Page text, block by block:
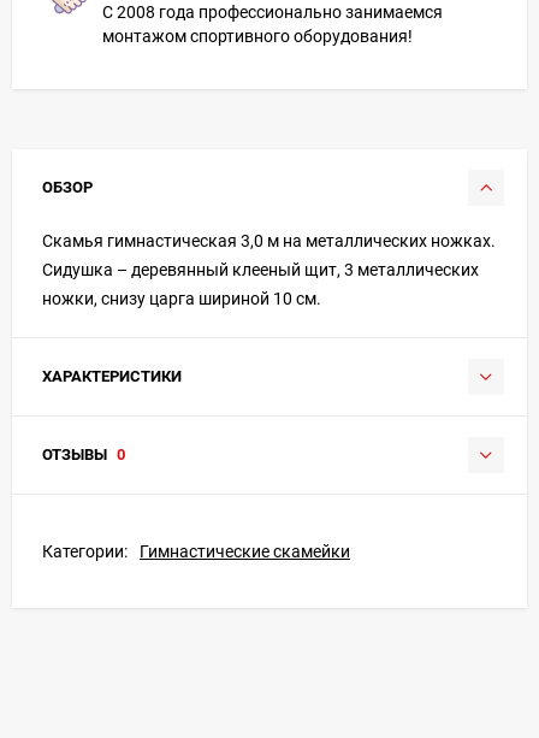
С 2008 года профессионально занимаемся
монтажом спортивного оборудования!
ОБЗОР
Скамья гимнастическая 3,0 м на металлических ножках.
Сидушка – деревянный клееный щит, 3 металлических
ножки, снизу царга шириной 10 см.
ХАРАКТЕРИСТИКИ
ОТЗЫВЫ 0
Категории: Гимнастические скамейки